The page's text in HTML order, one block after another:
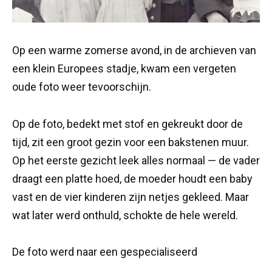
Op een warme zomerse avond, in de archieven van
een klein Europees stadje, kwam een vergeten
oude foto weer tevoorschijn.
Op de foto, bedekt met stof en gekreukt door de
tijd, zit een groot gezin voor een bakstenen muur.
Op het eerste gezicht leek alles normaal — de vader
draagt een platte hoed, de moeder houdt een baby
vast en de vier kinderen zijn netjes gekleed. Maar
wat later werd onthuld, schokte de hele wereld.
De foto werd naar een gespecialiseerd